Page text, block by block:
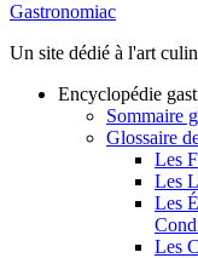
Gastronomiac
Un site dédié à l'art
Encyclopédie
Sommaire
Glossaire
Les
Les
Les
Les